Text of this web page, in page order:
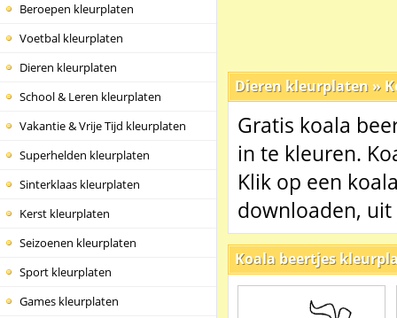
Beroepen kleurplaten
Voetbal kleurplaten
Dieren kleurplaten
School & Leren kleurplaten
Vakantie & Vrije Tijd kleurplaten
Superhelden kleurplaten
Sinterklaas kleurplaten
Kerst kleurplaten
Seizoenen kleurplaten
Sport kleurplaten
Games kleurplaten
Dieren kleurplaten »
Gratis koala
in te kleuren.
Klik op een
downloaden,
Koala beertjes